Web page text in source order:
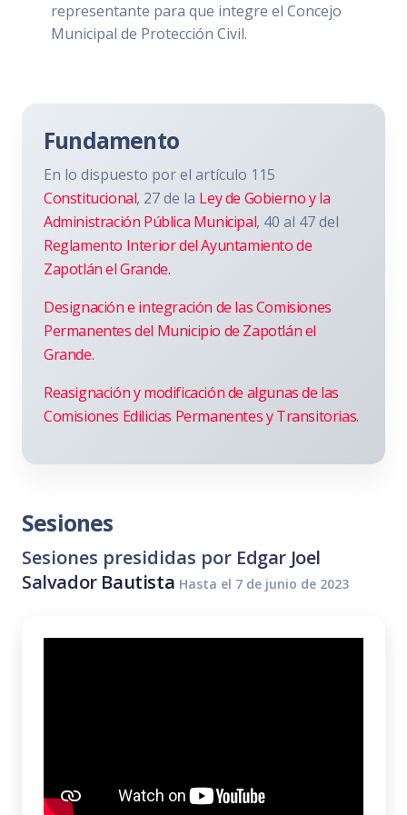
representante para que integre el Concejo
Municipal de Protección Civil.
Fundamento
En lo dispuesto por el artículo 115
Constitucional, 27 de la Ley de Gobierno y la
Administración Pública Municipal, 40 al 47 del
Reglamento Interior del Ayuntamiento de
Zapotlán el Grande.
Designación e integración de las Comisiones
Permanentes del Municipio de Zapotlán el
Grande.
Reasignación y modificación de algunas de las
Comisiones Edilicias Permanentes y Transitorias.
Sesiones
Sesiones presididas por Edgar Joel
Salvador Bautista Hasta el 7 de junio de 2023